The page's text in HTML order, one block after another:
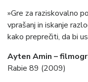
»Gre za raziskovalno
vprašanj in iskanje
kako preprečiti, da bi
Ayten Amin –
Rabie 89 (2009)